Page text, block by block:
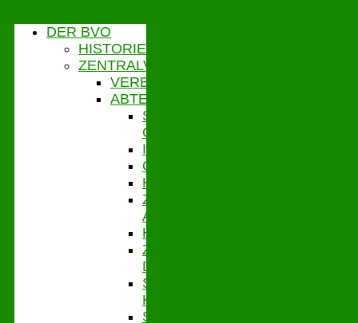
DER BVO
HISTORIE
ZENTRALVERWALTUNG
VERBANDSGESCHÄFTSFÜHRUNG
ABTEILUNGEN
STABSSTELLE
CONTROLLING
IT
GEBÄUDEMANAGEMENT
HAUSHALT
ZENTRALES
ABRECHNUNGSMANAGEMENT
HYGIENEMANAGEMENT
ZENTRALE
DIENSTE
STABSSTELLE
KASSENAUFSICHT
STABSSTELLE